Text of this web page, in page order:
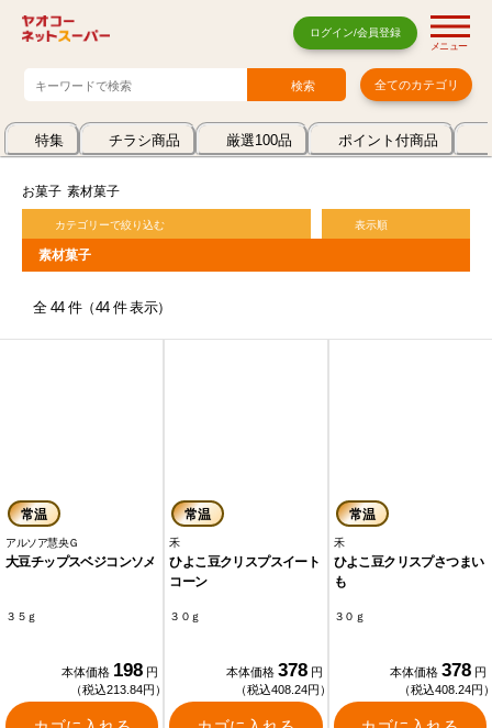
ログイン/会員登録
メニュー
全てのカテゴリ
特集 チラシ商品 厳選100品 ポイント付商品
お菓子 素材菓子
カテゴリーで絞り込む 表示順
素材菓子
全 44 件（44 件 表示）
常温
アルソア慧央Ｇ
大豆チップスベジコンソメ
３５ｇ
本体価格 198 円
（税込213.84円）
常温
禾
ひよこ豆クリスプスイート
コーン
３０ｇ
本体価格 378 円
（税込408.24円）
常温
禾
ひよこ豆クリスプさつまい
も
３０ｇ
本体価格 378 円
（税込408.24円